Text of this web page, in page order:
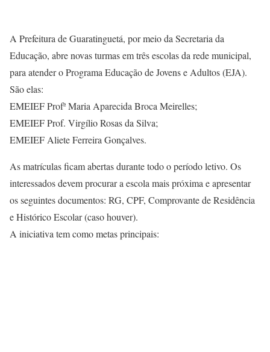
A Prefeitura de Guaratinguetá, por meio da Secretaria da
Educação, abre novas turmas em três escolas da rede municipal,
para atender o Programa Educação de Jovens e Adultos (EJA).
São elas:
EMEIEF Profª Maria Aparecida Broca Meirelles;
EMEIEF Prof. Virgílio Rosas da Silva;
EMEIEF Aliete Ferreira Gonçalves.
As matrículas ficam abertas durante todo o período letivo. Os
interessados devem procurar a escola mais próxima e apresentar
os seguintes documentos: RG, CPF, Comprovante de Residência
e Histórico Escolar (caso houver).
A iniciativa tem como metas principais: